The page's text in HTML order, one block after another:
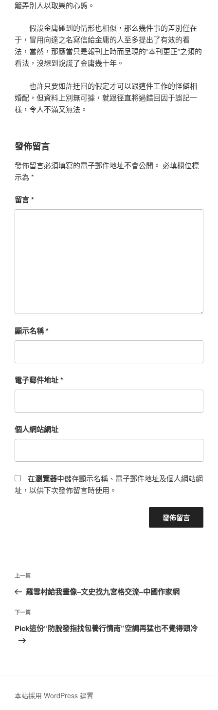
簸弄別人以取樂的心態。
假設金庸碰到的情形也相似，那么幾件事的差別僅在
于，冒用向達之名寫信給金庸的人至多提出了有效的看
法，當然，那應當只是報刊上時而呈現的“本刊更正”之類的
看法，沒想到說謊了金庸幾十年。
也許只要如許迂回的假定才可以跟這件工作的怪僻相
婚配，但資料上別無可據，就跟徑直將過錯回因于誤記一
樣，令人不滿又無法。
發佈留言
發佈留言必須填寫的電子郵件地址不會公開。 必填欄位標
示為 *
留言*
顯示名稱*
電子郵件地址*
個人網站網址
在瀏覽器中儲存顯示名稱、電子郵件地址及個人網站網
址，以供下次發佈留言時使用。
文
導
覽
上
一
文
章
上一篇
羅雪村給我畫像–文史找九宮格交流–中國作家網
下
一
下一篇
Pick這份“防脫發指找包養行情南”空調再猛也不覺得頭冷
本站採用 WordPress 建置